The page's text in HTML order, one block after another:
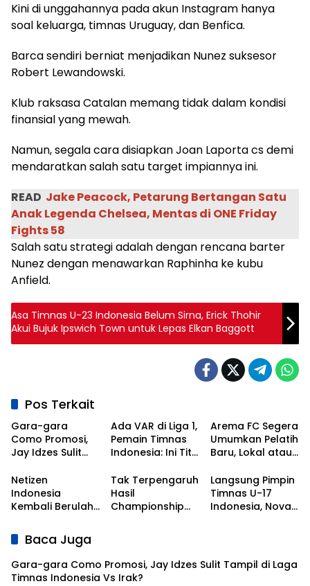
Kini di unggahannya pada akun Instagram hanya
soal keluarga, timnas Uruguay, dan Benfica.
Barca sendiri berniat menjadikan Nunez suksesor
Robert Lewandowski.
Klub raksasa Catalan memang tidak dalam kondisi
finansial yang mewah.
Namun, segala cara disiapkan Joan Laporta cs demi
mendaratkan salah satu target impiannya ini.
READ Jake Peacock, Petarung Bertangan Satu
Anak Legenda Chelsea, Mentas di ONE Friday
Fights 58
Salah satu strategi adalah dengan rencana barter
Nunez dengan menawarkan Raphinha ke kubu
Anfield.
Asa Timnas U-23 Indonesia Belum Sirna, Erick Thohir
Akui Bujuk Ipswich Town untuk Lepas Elkan Baggott
Pos Terkait
Gara-gara
Como Promosi,
Jay Idzes Sulit
Timnas
Indonesia Vs
Irak?
Ada VAR di Liga 1,
Pemain Timnas
Indonesia: Ini Titik
Kebangkitan
Sepak Bola
Nasional!
Arema FC Segera
Umumkan Pelatih
Baru, Lokal atau
Netizen
Indonesia
Kembali Berulah,
Asal Korea
Selatan
Tak Terpengaruh
Hasil
Championship
Kontrak Bojan
Hodak
Langsung Pimpin
Timnas U-17
Indonesia, Nova
yong
Baca Juga
Gara-gara Como Promosi, Jay Idzes Sulit Tampil di Laga
Timnas Indonesia Vs Irak?